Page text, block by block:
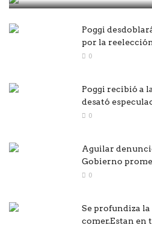
Poggi
por la
0
Poggi recibió a
desató
0
Aguilar
Gobierno
0
Se profundiza
comer.Estan en